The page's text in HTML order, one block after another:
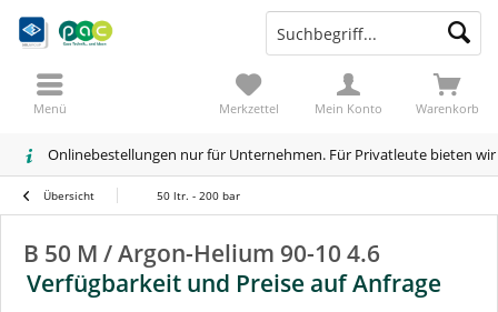
Onlinebestellungen nur für Unternehmen. Für Privatleute bieten
Warenkorb
Merkzettel Mein Konto
Menü
Übersicht 50 ltr. - 200 bar
B 50 M / Argon-Helium 90-10 4.6
Verfügbarkeit und Preise auf Anfrage